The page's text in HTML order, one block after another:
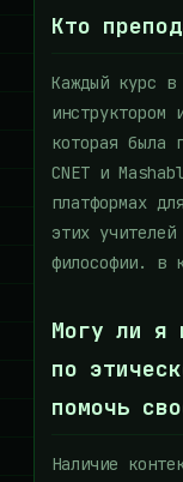
Кто
Каждый курс в
которая была
CNET и
платформах
этих
философии. в
Могу ли я
по
помочь
Наличие